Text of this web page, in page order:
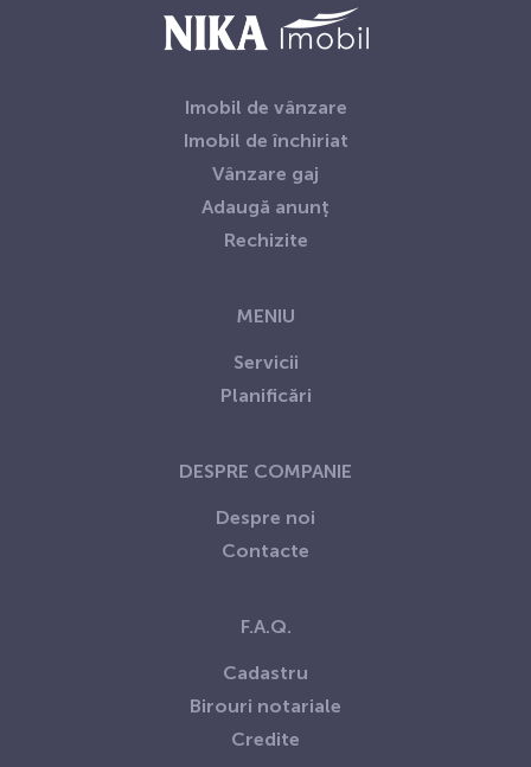
Imobil de vânzare
Imobil de închiriat
Vânzare gaj
Adaugă anunț
Rechizite
MENIU
Servicii
Planificări
DESPRE COMPANIE
Despre noi
Contacte
F.A.Q.
Сadastru
Birouri notariale
Credite